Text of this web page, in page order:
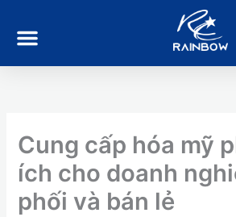
dung
Cung cấp hóa mỹ
ích cho doanh
phối và bán lẻ